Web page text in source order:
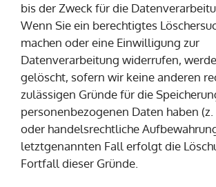
bis der Zweck für die
Wenn Sie ein berechtigtes
machen oder eine Einwilligung zur
Datenverarbeitung widerrufen,
gelöscht, sofern wir keine anderen
zulässigen Gründe für die
personenbezogenen Daten haben (z.
oder handelsrechtliche
letztgenannten Fall erfolgt die
Fortfall dieser Gründe.